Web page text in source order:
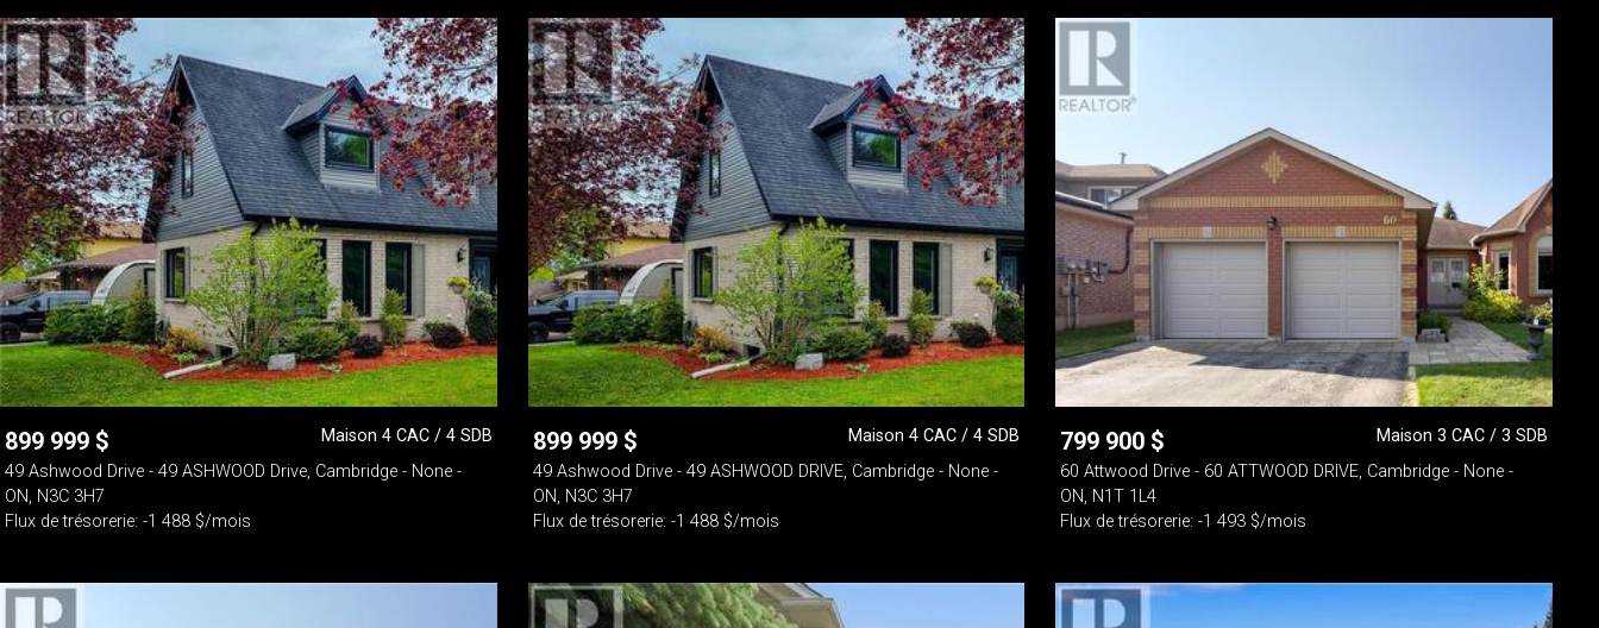
899 999 $
Maison 4 CAC / 4 SDB
49 Ashwood Drive - 49 ASHWOOD Drive, Cambridge - None -
ON, N3C 3H7
Flux de trésorerie: -1 488 $/mois
899 999 $
Maison 4 CAC / 4 SDB
49 Ashwood Drive - 49 ASHWOOD DRIVE, Cambridge - None -
ON, N3C 3H7
Flux de trésorerie: -1 488 $/mois
799 900 $
Maison 3 CAC / 3 SDB
60 Attwood Drive - 60 ATTWOOD DRIVE, Cambridge - None -
ON, N1T 1L4
Flux de trésorerie: -1 493 $/mois